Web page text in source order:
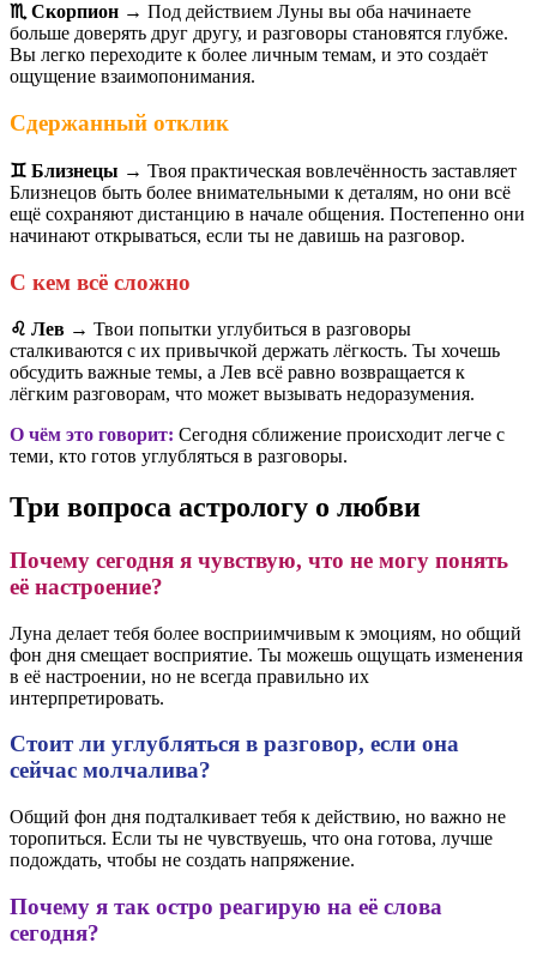
♏ Скорпион → Под действием Луны вы оба начинаете
больше доверять друг другу, и разговоры становятся глубже.
Вы легко переходите к более личным темам, и это создаёт
ощущение взаимопонимания.
Сдержанный отклик
♊ Близнецы → Твоя практическая вовлечённость заставляет
Близнецов быть более внимательными к деталям, но они всё
ещё сохраняют дистанцию в начале общения. Постепенно они
начинают открываться, если ты не давишь на разговор.
С кем всё сложно
♌ Лев → Твои попытки углубиться в разговоры
сталкиваются с их привычкой держать лёгкость. Ты хочешь
обсудить важные темы, а Лев всё равно возвращается к
лёгким разговорам, что может вызывать недоразумения.
О чём это говорит: Сегодня сближение происходит легче с
теми, кто готов углубляться в разговоры.
Три вопроса астрологу о любви
Почему сегодня я чувствую, что не могу понять
её настроение?
Луна делает тебя более восприимчивым к эмоциям, но общий
фон дня смещает восприятие. Ты можешь ощущать изменения
в её настроении, но не всегда правильно их
интерпретировать.
Стоит ли углубляться в разговор, если она
сейчас молчалива?
Общий фон дня подталкивает тебя к действию, но важно не
торопиться. Если ты не чувствуешь, что она готова, лучше
подождать, чтобы не создать напряжение.
Почему я так остро реагирую на её слова
сегодня?